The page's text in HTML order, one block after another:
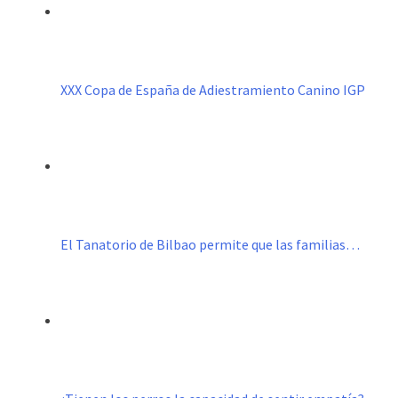
XXX Copa de España de Adiestramiento Canino IGP
El Tanatorio de Bilbao permite que las familias…